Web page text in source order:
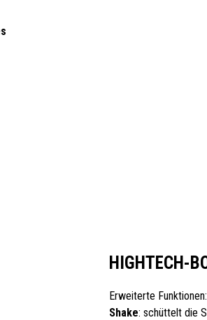
HIGHTECH-
Erweiterte Funktionen:
Shake: schüttelt die